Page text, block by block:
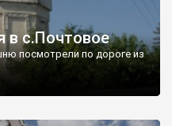
в с.Почтовое
посмотрели по дороге из